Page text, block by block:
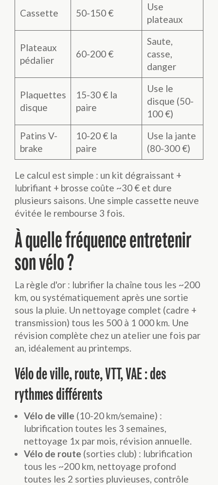
Cassette 50-150 €
Use
plateaux
Plateaux
pédalier
60-200 €
Saute,
casse,
danger
Plaquettes
disque
15-30 € la
paire
Use le
disque (50-
100 €)
Patins V-
brake
10-20 € la
paire
Use la jante
(80-300 €)
Le calcul est simple : un kit dégraissant +
lubrifiant + brosse coûte ~30 € et dure
plusieurs saisons. Une simple cassette neuve
évitée le rembourse 3 fois.
À quelle fréquence entretenir
son vélo ?
La règle d'or : lubrifier la chaîne tous les ~200
km, ou systématiquement après une sortie
sous la pluie. Un nettoyage complet (cadre +
transmission) tous les 500 à 1 000 km. Une
révision complète chez un atelier une fois par
an, idéalement au printemps.
Vélo de ville, route, VTT, VAE : des
rythmes différents
Vélo de ville (10-20 km/semaine) :
lubrification toutes les 3 semaines,
nettoyage 1x par mois, révision annuelle.
Vélo de route (sorties club) : lubrification
tous les ~200 km, nettoyage profond
toutes les 2 sorties pluvieuses, contrôle